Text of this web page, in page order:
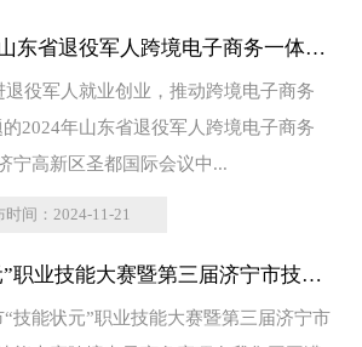
东省退役军人跨境电子商务一体化
退役军人就业创业，推动跨境电子商务
2024年山东省退役军人跨境电子商务
宁高新区圣都国际会议中...
时间：2024-11-21
职业技能大赛暨第三届济宁市技工
大赛跨境电子商务赛项在集团圆满
技能状元”职业技能大赛暨第三届济宁市